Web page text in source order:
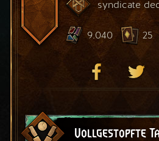
syndicate
9.040 25
Vollgestopfte